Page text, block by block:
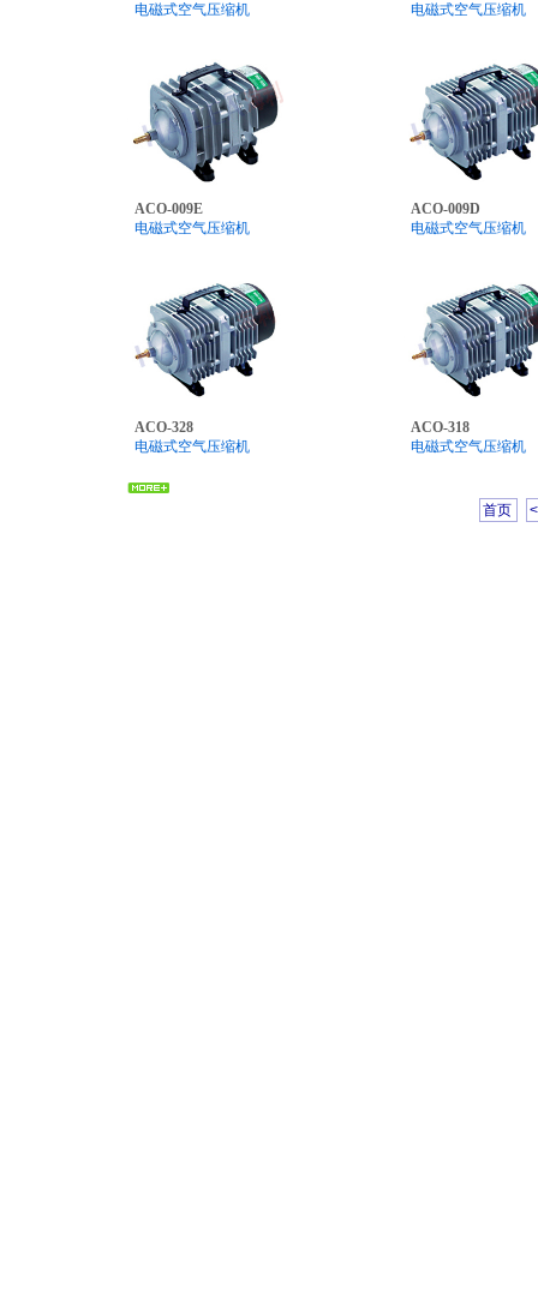
电磁式空气压缩机
电磁式空气压缩机
ACO-009E
电磁式空气压缩机
ACO-009D
电磁式空气压缩机
ACO-328
电磁式空气压缩机
ACO-318
电磁式空气压缩机
首页